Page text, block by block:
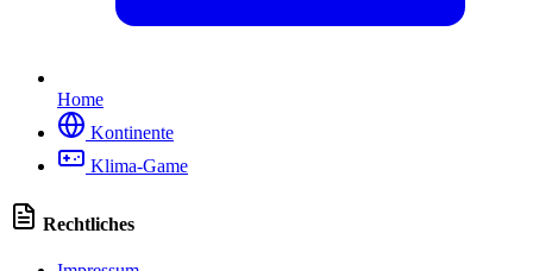
Kontinente
Klima-Game